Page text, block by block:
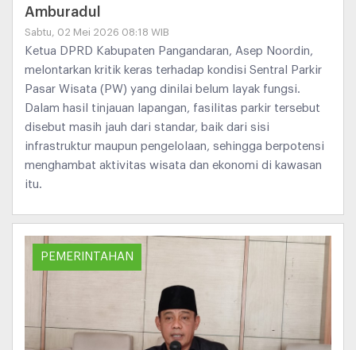
Amburadul
Sabtu, 02 Mei 2026 08:18 WIB
Ketua DPRD Kabupaten Pangandaran, Asep Noordin,
melontarkan kritik keras terhadap kondisi Sentral Parkir
Pasar Wisata (PW) yang dinilai belum layak fungsi.
Dalam hasil tinjauan lapangan, fasilitas parkir tersebut
disebut masih jauh dari standar, baik dari sisi
infrastruktur maupun pengelolaan, sehingga berpotensi
menghambat aktivitas wisata dan ekonomi di kawasan
itu.
PEMERINTAHAN